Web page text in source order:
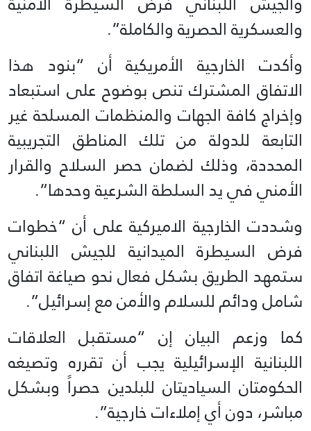
والعسكرية الحصرية والكاملة”.
وأكدت الخارجية الأمريكية أن “بنود هذا
الاتفاق المشترك تنص بوضوح على استبعاد
وإخراج كافة الجهات والمنظمات المسلحة غير
التابعة للدولة من تلك المناطق التجريبية
المحددة، وذلك لضمان حصر السلاح والقرار
الأمني في يد السلطة الشرعية وحدها”.
وشددت الخارجية الاميركية على أن “خطوات
فرض السيطرة الميدانية للجيش اللبناني
ستمهد الطريق بشكل فعال نحو صياغة اتفاق
شامل ودائم للسلام والأمن مع إسرائيل”.
كما وزعم البيان إن “مستقبل العلاقات
اللبنانية الإسرائيلية يجب أن تقرره وتصيغه
الحكومتان السياديتان للبلدين حصراً وبشكل
مباشر، دون أي إملاءات خارجية”.